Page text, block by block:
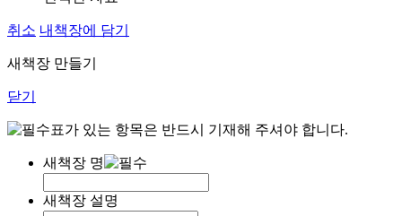
취소 내책장에 담기
새책장 만들기
닫기
표가 있는 항목은 반드시 기재해 주셔야 합니다.
새책장 명
새책장 설명